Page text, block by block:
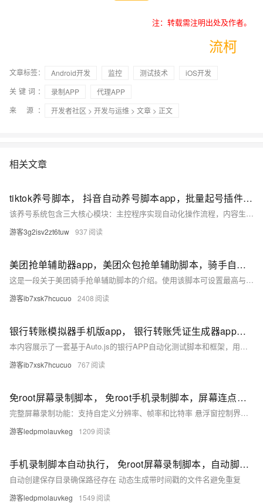
注：转载需注明出处及作者。
流柯
文章标签： Android开发 监控 测试技术
iOS开发
关键词：
录制APP
代理APP
来 源：
开发者社区 > 开发与运维 > 文章 > 正文
相关文章
tiktok养号脚本， 抖音自动养号脚本app，批量起号插件脚本
该养号系统包含三大核心模块：主控程序实现自动化操作流程，内容生成器创建自然语言内容
游客3g2isv2zt6tuw 937
美团抢单辅助器app，美团众包抢单辅助脚本，骑手自动抢高价单插件
这是一段关于美团骑手抢单辅助脚本的介绍。使用该脚本可设置最高与最低价格、延迟时间等参数，通过自动化检测和抢单功能帮助骑手提高收入。
游客ib7xsk7hcucuo 2408
银行转账模拟器手机版app， 银行转账凭证生成器app，用autojs实现效果【逼真效果】
本内容展示了一套基于Auto.js的银行APP自动化测试脚本和框架，用于学习和研究移动应用测试技术。脚本涵盖登录、转账等功能测试
游客ib7xsk7hcucuo 767
免root屏幕录制脚本， 免root手机录制脚本，屏幕连点器点击【autojs】
完整屏幕录制功能：支持自定义分辨率、帧率和比特率 悬浮窗控制界面：提供直观的操作按钮和状态显示
游客ledpmolauvkeg 1209
手机录制脚本自动执行， 免root屏幕录制脚本，自动脚本精灵app【autojs】
自动创建保存目录确保路径存在 动态生成带时间戳的文件名避免重复
游客ledpmolauvkeg 1549